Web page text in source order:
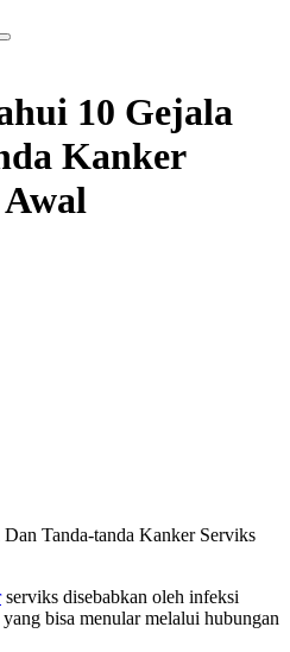
10 Gejala
Kanker
serviks disebabkan oleh infeksi
bisa menular melalui hubungan